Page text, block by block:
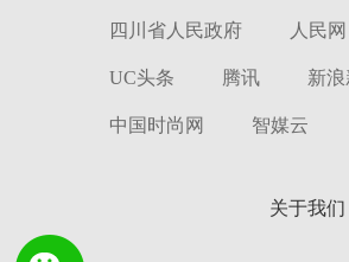
四川省人民政府 人民网
UC头条 腾讯 新
中国时尚网 智媒云
关于我们